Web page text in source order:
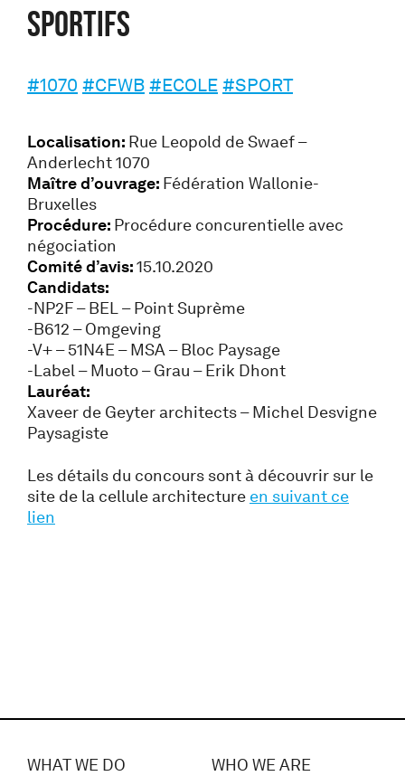
SPORTIFS
#1070 #CFWB #ECOLE #SPORT
Localisation: Rue Leopold de Swaef –
Anderlecht 1070
Maître d’ouvrage: Fédération Wallonie-
Bruxelles
Procédure: Procédure concurentielle avec
négociation
Comité d’avis:15.10.2020
Candidats:
-NP2F – BEL – Point Suprème
-B612 – Omgeving
-V+ – 51N4E – MSA – Bloc Paysage
-Label – Muoto – Grau – Erik Dhont
Lauréat:
Xaveer de Geyter architects – Michel Desvigne
Paysagiste
Les détails du concours sont à découvrir sur le
site de la cellule architecture en suivant ce
lien
WHAT WE DO
WHO WE ARE